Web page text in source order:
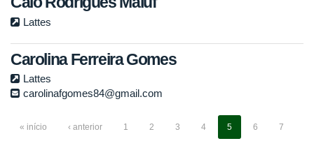
Lattes
Carolina Ferreira Gomes
Lattes
carolinafgomes84@gmail.com
« início ‹ anterior 1 2 3 4 5 6 7